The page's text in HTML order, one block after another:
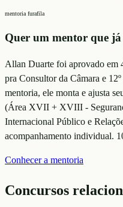
mentoria furafila
Quer um mentor que já
Allan Duarte foi aprovado em
pra Consultor da Câmara e
mentoria, ele monta e ajusta
(Área XVII + XVIII -
Internacional Público e
acompanhamento individual.
Conhecer a mentoria
Concursos